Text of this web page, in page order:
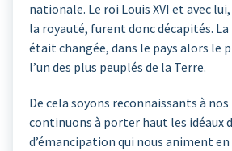
nationale. Le roi Louis XVI et avec
la royauté, furent donc décapités. La
était changée, dans le pays alors le
l’un des plus peuplés de la Terre.
De cela soyons reconnaissants à
continuons à porter haut les idéaux
d’émancipation qui nous animent